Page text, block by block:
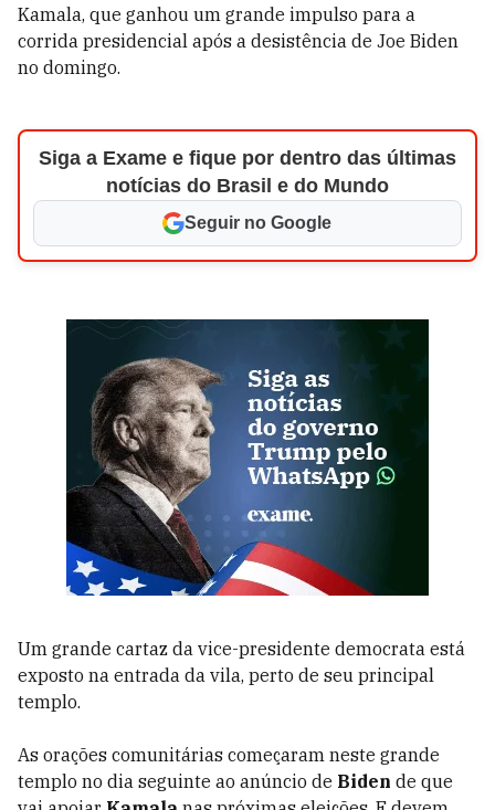
Kamala, que ganhou um grande impulso para a
corrida presidencial após a desistência de Joe Biden
no domingo.
Siga a Exame e fique por dentro das últimas
notícias do Brasil e do Mundo
Seguir no Google
Um grande cartaz da vice-presidente democrata está
exposto na entrada da vila, perto de seu principal
templo.
As orações comunitárias começaram neste grande
templo no dia seguinte ao anúncio de Biden de que